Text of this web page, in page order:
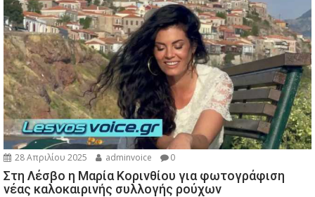
28 Απριλίου 2025 adminvoice 0
Στη Λέσβο η Μαρία Κορινθίου για φωτογράφιση
νέας καλοκαιρινής συλλογής ρούχων